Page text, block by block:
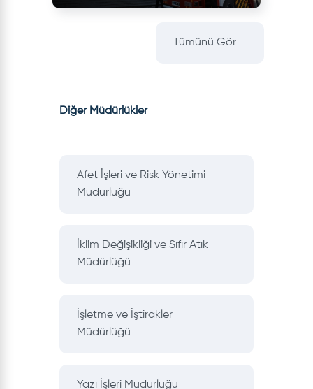
Tümünü Gör
Diğer Müdürlükler
Afet İşleri ve Risk Yönetimi
Müdürlüğü
İklim Değişikliği ve Sıfır Atık
Müdürlüğü
İşletme ve İştirakler
Müdürlüğü
Yazı İşleri Müdürlüğü